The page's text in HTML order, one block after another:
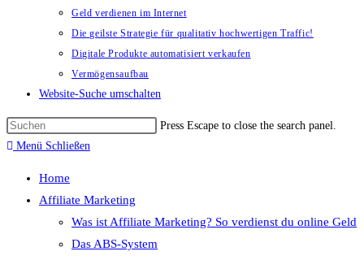
Geld verdienen im Internet
Die geilste Strategie für qualitativ hochwertigen Traffic!
Digitale Produkte automatisiert verkaufen
Vermögensaufbau
Website-Suche umschalten
Press Escape to close the search panel.
Menü Schließen
Home
Affiliate Marketing
Was ist Affiliate Marketing? So verdienst du online Geld
Das ABS-System